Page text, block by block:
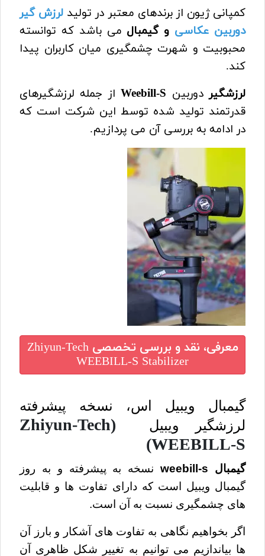
کمپانی ژیون از برندهای معتبر در تولید لرزش گیر
دوربین عکاسی و گیمبال می باشد که توانسته
محبوبیت و شهرت چشمگیری میان کاربران پیدا
کند.
لرزشگیردوربین
از جمله لرزشگیرهای
قدرتمند تولید شده توسط این شرکت است که
در ادامه به بررسی آن می پردازیم.
معرفی، نقد و بررسی تخصصیZhiyun-Tech
WEEBILL-S Stabilizer
گیمبال ویبیل اس، نسخه پیشرفته
لرزشگیر ویبیل
(Zhiyun-Tech
WEEBILL-S)
گیمبال weebill-s
نسخه به پیشرفته و به روز
گیمبال ویبیل است که دارای تفاوت ها و قابلیت
های چشمگیری نسبت به آن است.
اگر بخواهیم نگاهی به تفاوت های آشکار و بارز آن
ها بیاندازیم می توانیم به تغییر شکل ظاهری آن